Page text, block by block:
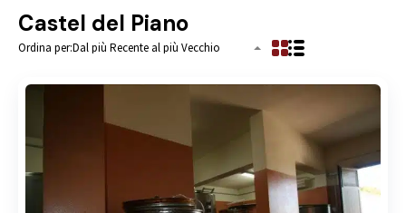
Castel del Piano
Ordina per:Dal più Recente al più Vecchio